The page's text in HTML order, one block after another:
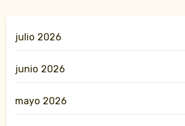
julio 2026
junio 2026
mayo 2026